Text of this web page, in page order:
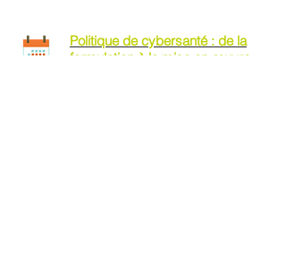
Politique de cybersanté : de la
formulation à la mise en œuvre